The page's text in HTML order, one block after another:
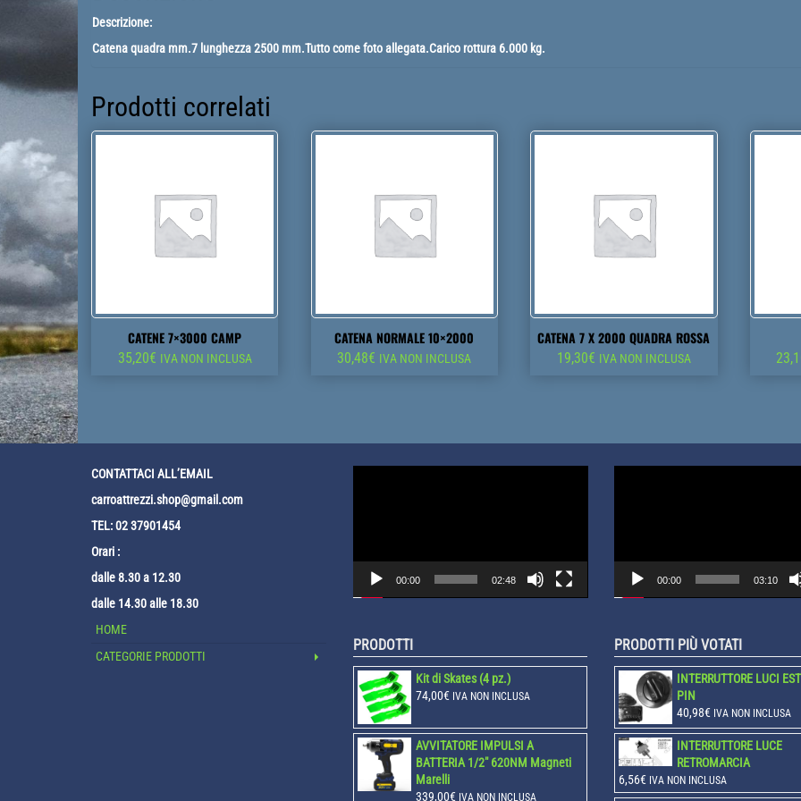
Descrizione:
Catena quadra mm.7 lunghezza 2500 mm.Tutto come foto allegata.Carico rottura 6.000 kg.
Prodotti correlati
CATENE 7×3000 CAMP
35,20€ IVA NON INCLUSA
CATENA NORMALE 10×2000
30,48€ IVA NON INCLUSA
CATENA 7 X 2000 QUADRA ROSSA
19,30€ IVA NON INCLUSA
CONTATTACI ALL’EMAIL
carroattrezzi.shop@gmail.com
TEL: 02 37901454
Orari :
dalle 8.30 a 12.30
dalle 14.30 alle 18.30
00:00 02:48 00:00 03:10
HOME
CATEGORIE PRODOTTI
PRODOTTI
Kit di Skates (4 pz.)
74,00€ IVA NON INCLUSA
AVVITATORE IMPULSI A
BATTERIA 1/2" 620NM Magneti
Marelli
339,00€ IVA NON INCLUSA
PRODOTTI PIÙ VOTATI
INTERRUTTORE LUCI
PIN
40,98€ IVA NON INCLUSA
INTERRUTTORE LUCE
RETROMARCIA
6,56€ IVA NON INCLUSA